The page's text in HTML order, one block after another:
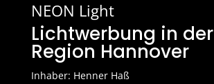
NEON Light
Lichtwerbung in der
Region Hannover
Inhaber: Henner Haß